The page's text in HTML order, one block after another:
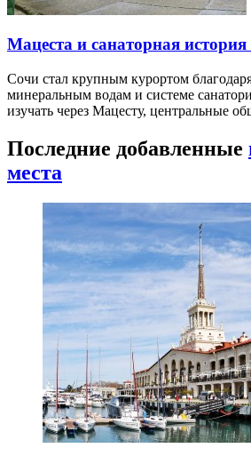
Мацеста и санаторная
Сочи стал крупным курортом
минеральным водам и системе
изучать через Мацесту, центральные
Последние добавленные
места